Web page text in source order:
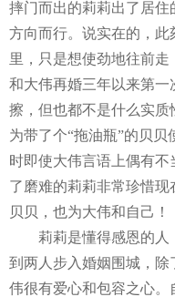
摔门而出的莉莉出了居
方向而行。说实在的，
里，只是想使劲地往前
和大伟再婚三年以来第
擦，但也都不是什么实质
为带了个“拖油瓶”的贝贝
时即使大伟言语上偶有
了磨难的莉莉非常珍惜
贝贝，也为大伟和自己！
莉莉是懂得感恩的人
到两人步入婚姻围城，
伟很有爱心和包容之心。